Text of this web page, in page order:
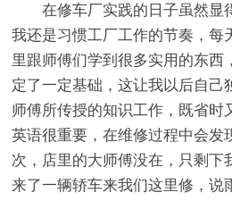
在修车厂实践的日子虽然显
我还是习惯工厂工作的节奏，每
里跟师傅们学到很多实用的东西
定了一定基础，这让我以后自己
师傅所传授的知识工作，既省时
英语很重要，在维修过程中会发
次，店里的大师傅没在，只剩下
来了一辆轿车来我们这里修，说